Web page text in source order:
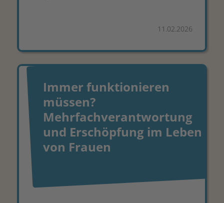
11.02.2026
Immer funktionieren
müssen?
Mehrfachverantwortung
und Erschöpfung im Leben
von Frauen